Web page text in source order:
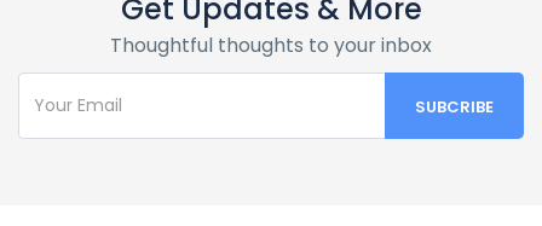
Get Updates & More
Thoughtful thoughts to your inbox